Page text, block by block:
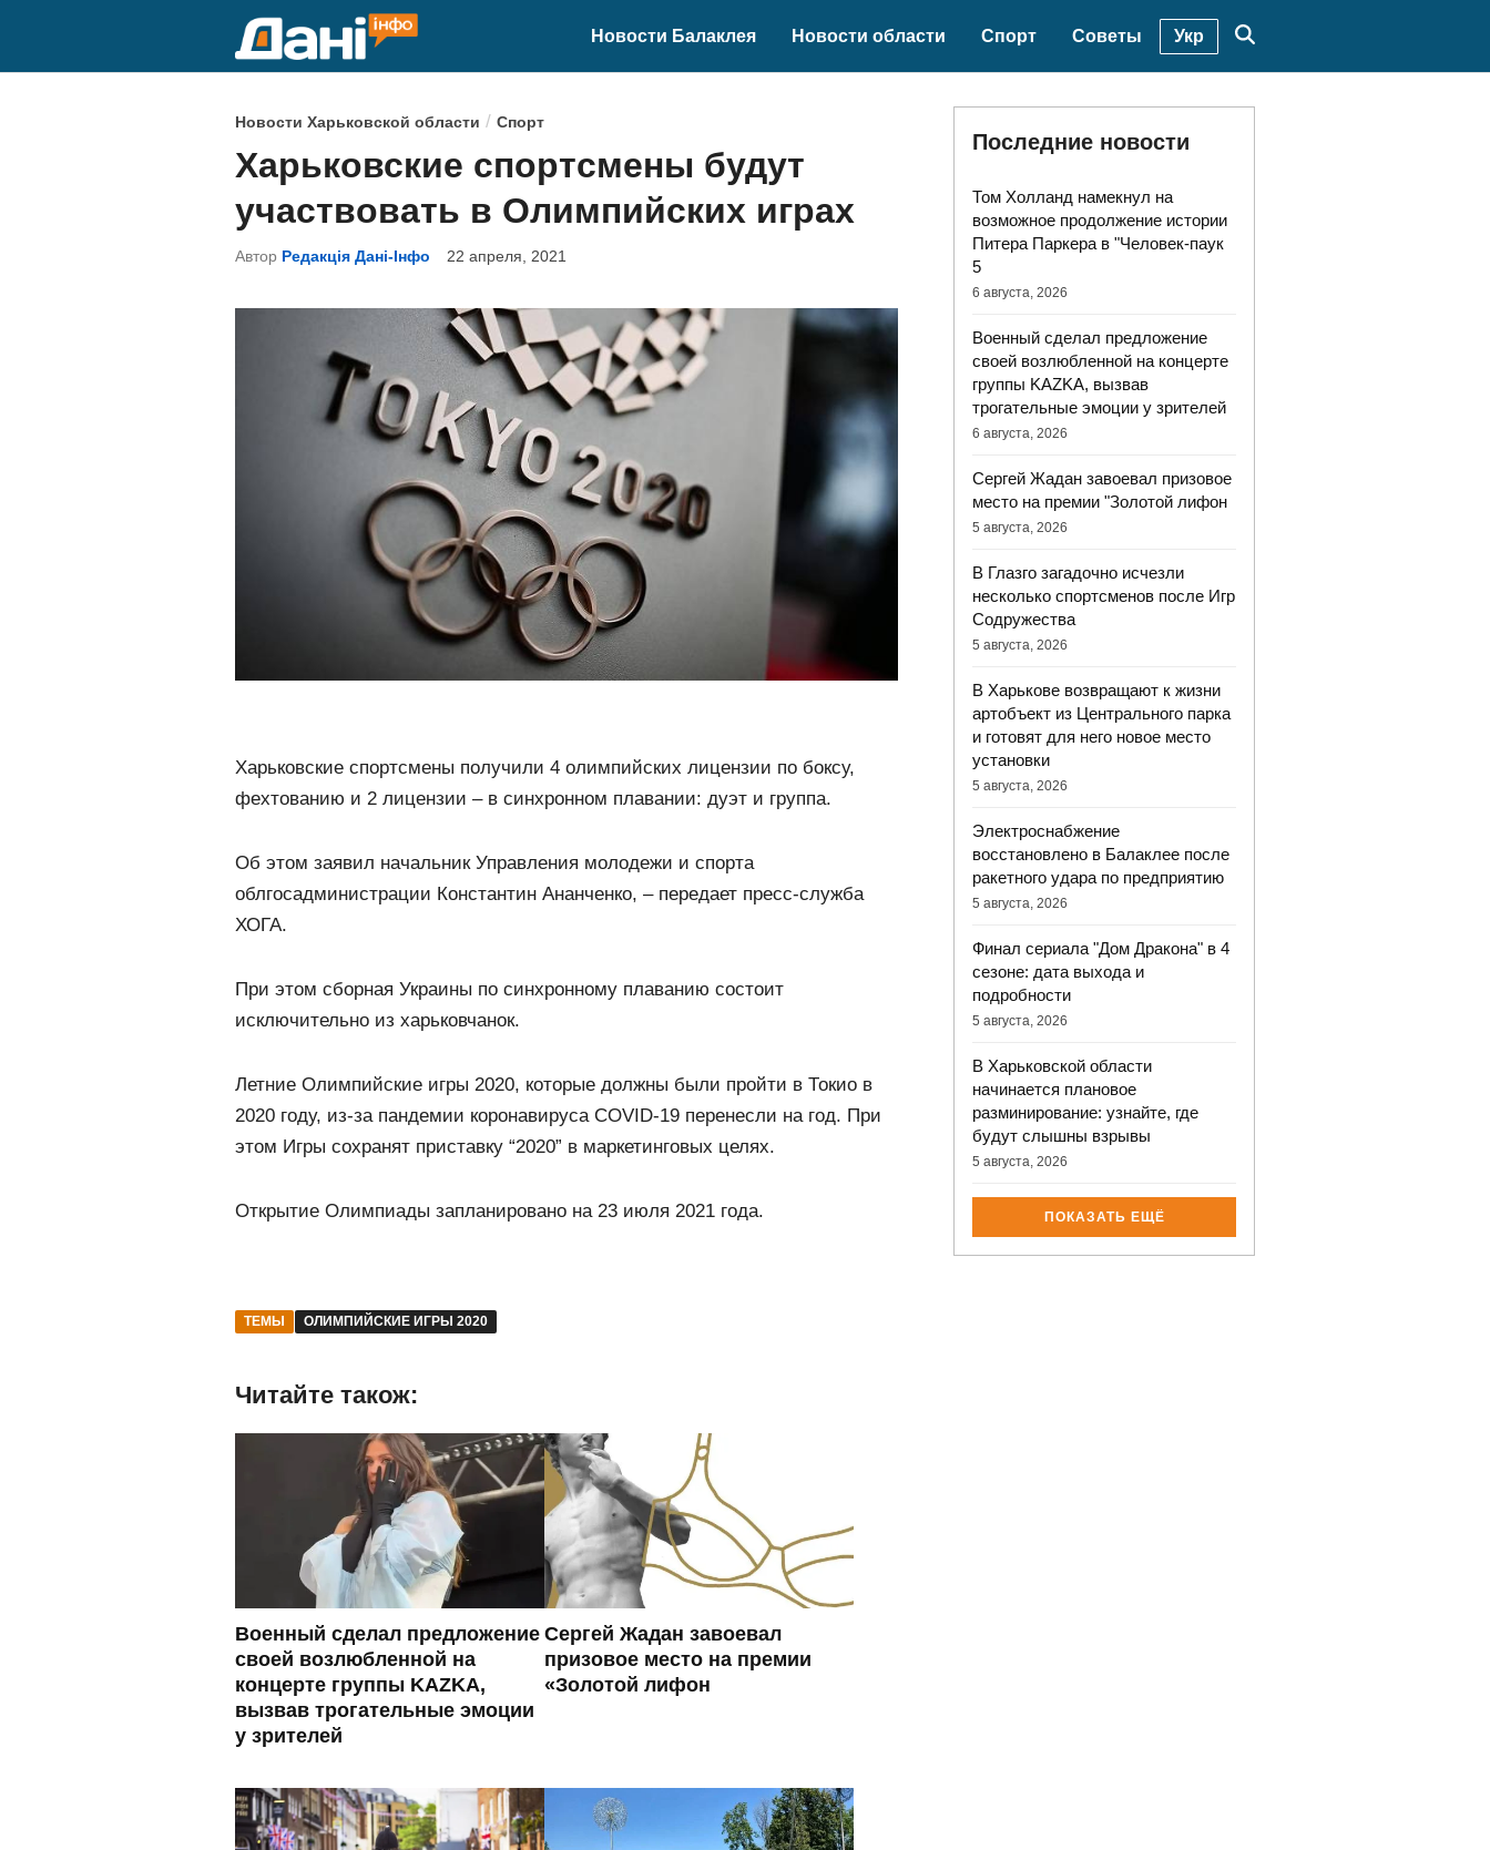
Новости Балаклея Новости области Спорт Советы Укр
О
п
у
б
к
Новости Харьковской области / Спорт
Харьковские спортсмены будут
участвовать в Олимпийских играх
Автор Редакція Дані-Інфо 22 апреля, 2021
Харьковские спортсмены получили 4 олимпийских лицензии по боксу,
фехтованию и 2 лицензии – в синхронном плавании: дуэт и группа.
Об этом заявил начальник Управления молодежи и спорта
облгосадминистрации Константин Ананченко, – передает пресс-служба
ХОГА.
При этом сборная Украины по синхронному плаванию состоит
исключительно из харьковчанок.
Летние Олимпийские игры 2020, которые должны были пройти в Токио в
2020 году, из-за пандемии коронавируса COVID-19 перенесли на год. При
этом Игры сохранят приставку “2020” в маркетинговых целях.
Открытие Олимпиады запланировано на 23 июля 2021 года.
ТЕМЫ ОЛИМПИЙСКИЕ ИГРЫ 2020
Читайте також:
Военный сделал предложение
своей возлюбленной на
концерте группы KAZKA,
вызвав трогательные эмоции
у зрителей
Сергей Жадан завоевал
призовое место на премии
«Золотой лифон
Последние новости
Том Холланд намекнул на
возможное продолжение истории
Питера Паркера в "Человек-паук
5
6 августа, 2026
Военный сделал предложение
своей возлюбленной на концерте
группы KAZKA, вызвав
трогательные эмоции у зрителей
6 августа, 2026
Сергей Жадан завоевал призовое
место на премии "Золотой лифон
5 августа, 2026
В Глазго загадочно исчезли
несколько спортсменов после Игр
Содружества
5 августа, 2026
В Харькове возвращают к жизни
артобъект из Центрального парка
и готовят для него новое место
установки
5 августа, 2026
Электроснабжение
восстановлено в Балаклее после
ракетного удара по предприятию
5 августа, 2026
Финал сериала "Дом Дракона" в 4
сезоне: дата выхода и
подробности
5 августа, 2026
В Харьковской области
начинается плановое
разминирование: узнайте, где
будут слышны взрывы
5 августа, 2026
ПОКАЗАТЬ ЕЩЁ